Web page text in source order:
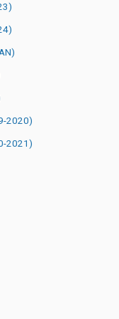
2020)
2021)